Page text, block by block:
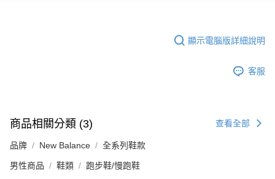
顯示電腦版詳細說明
客服
商品相關分類 (3) 查看全部
品牌 New Balance 全系列鞋款
男性商品 鞋類 跑步鞋/慢跑鞋